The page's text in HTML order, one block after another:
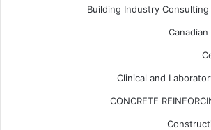
Building Industry
Clinical and
CONCRETE